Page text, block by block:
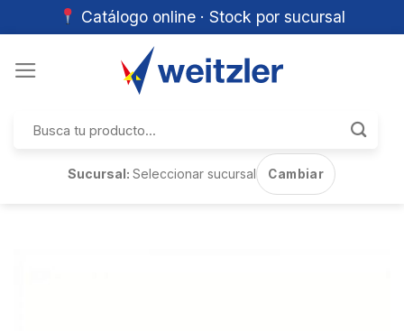
Catálogo online · Stock por sucursal
por:
Sucursal:Seleccionar sucursal Cambiar